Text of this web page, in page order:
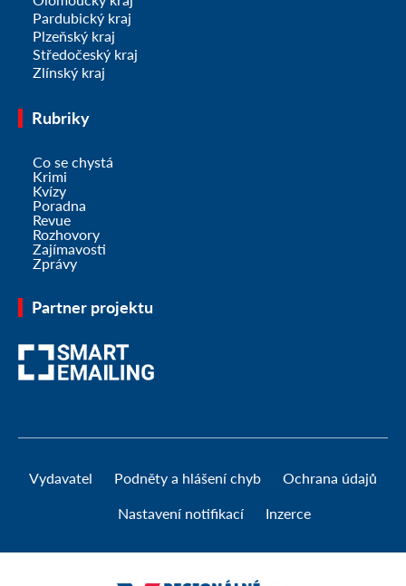
Pardubický kraj
Plzeňský kraj
Středočeský kraj
Zlínský kraj
Rubriky
Co se chystá
Krimi
Kvízy
Poradna
Revue
Rozhovory
Zajímavosti
Zprávy
Partner projektu
Vydavatel Podněty a hlášení chyb Ochrana údajů
Nastavení notifikací Inzerce